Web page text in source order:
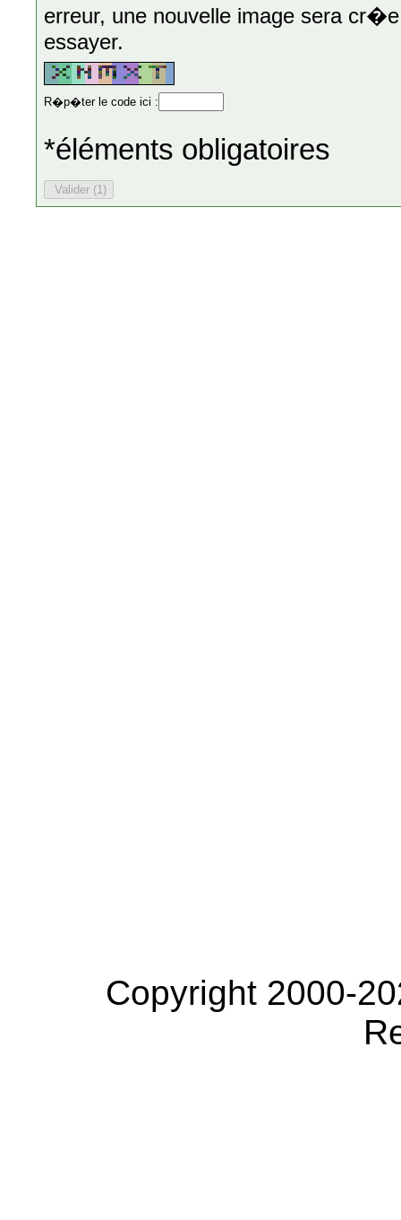
erreur, une nouvelle image sera
essayer.
R�p�ter le code ici :
*éléments obligatoires
Copyright 2000-